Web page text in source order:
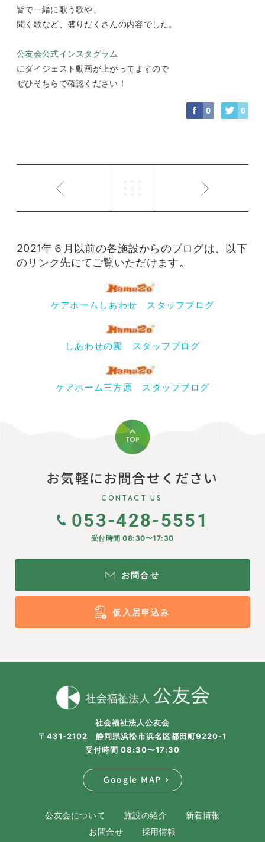
皆で一緒に歌う歌や、
聞く歌など、盛りだくさんの内容でした。
公友会公式インスタグラム
にダイジェスト動画が上がってますので
ぜひそちらで確認ください！
0 0
2021年６月以前の各施設からのブログは、以下
のリンク先にてご覧いただけます。
ケアホームしあわせ スタッフブログ
しあわせの園 スタッフブログ
ケアホーム三方原 スタッフブログ
お気軽にお問合せください
CONTACT US
053-428-5551
受付時間 08:30〜17:30
お問合せ
仮入居申込み
社会福祉法人公友会
〒431-2102 静岡県浜松市浜名区都田町9220-1
受付時間 08:30〜17:30
Google MAP
公友会について 施設の紹介
新着情報
お問合せ
採用情報